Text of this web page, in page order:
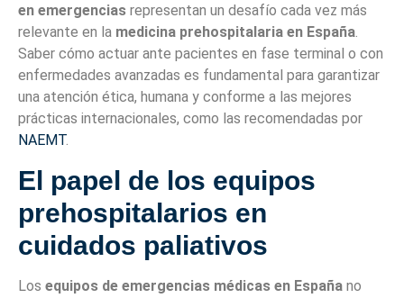
en emergencias representan un desafío cada vez más
relevante en la medicina prehospitalaria en España.
Saber cómo actuar ante pacientes en fase terminal o con
enfermedades avanzadas es fundamental para garantizar
una atención ética, humana y conforme a las mejores
prácticas internacionales, como las recomendadas por
NAEMT.
El papel de los equipos
prehospitalarios en
cuidados paliativos
Los equipos de emergencias médicas en España no